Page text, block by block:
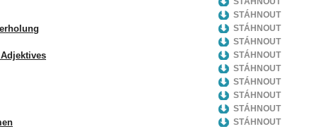
STÁHNOUT
STÁHNOUT
STÁHNOUT
STÁHNOUT
STÁHNOUT
STÁHNOUT
STÁHNOUT
STÁHNOUT
STÁHNOUT